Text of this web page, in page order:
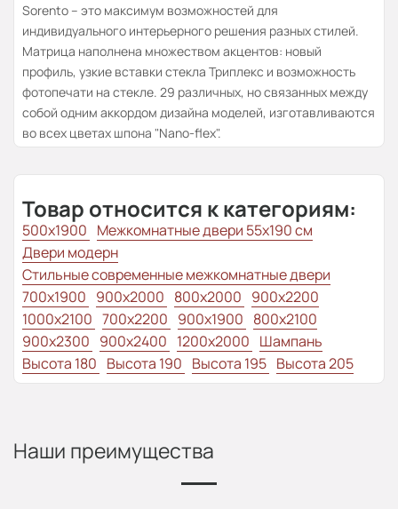
Sorento – это максимум возможностей для
индивидуального интерьерного решения разных стилей.
Матрица наполнена множеством акцентов: новый
профиль, узкие вставки стекла Триплекс и возможность
фотопечати на стекле. 29 различных, но связанных между
собой одним аккордом дизайна моделей, изготавливаются
во всех цветах шпона "Nano-flex".
Товар относится к категориям:
500x1900 Межкомнатные двери 55х190 см
Двери модерн
Стильные современные межкомнатные двери
700x1900 900x2000 800x2000 900x2200
1000x2100 700x2200 900x1900 800x2100
900x2300 900x2400 1200x2000 Шампань
Высота 180 Высота 190 Высота 195 Высота 205
Наши преимущества